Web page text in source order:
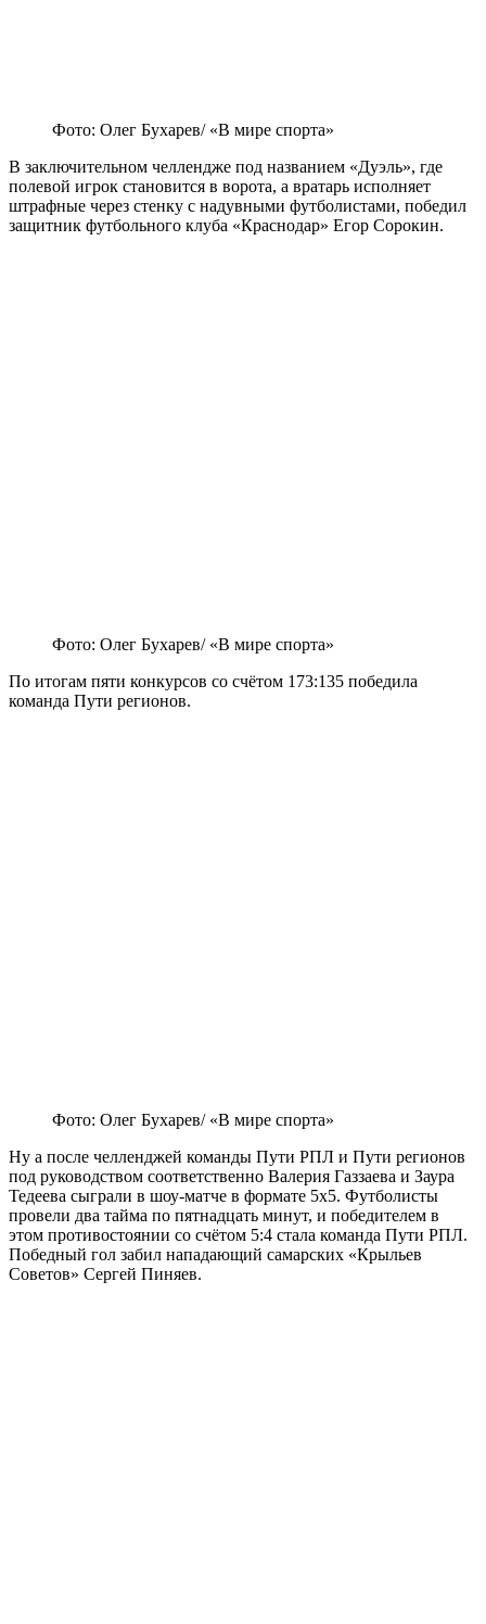
Фото: Олег Бухарев/ «В мире спорта»
В заключительном челлендже под названием «Дуэль», где
полевой игрок становится в ворота, а вратарь исполняет
штрафные через стенку с надувными футболистами, победил
защитник футбольного клуба «Краснодар» Егор Сорокин.
Фото: Олег Бухарев/ «В мире спорта»
По итогам пяти конкурсов со счётом 173:135 победила
команда Пути регионов.
Фото: Олег Бухарев/ «В мире спорта»
Ну а после челленджей команды Пути РПЛ и Пути регионов
под руководством соответственно Валерия Газзаева и Заура
Тедеева сыграли в шоу-матче в формате 5х5. Футболисты
провели два тайма по пятнадцать минут, и победителем в
этом противостоянии со счётом 5:4 стала команда Пути РПЛ.
Победный гол забил нападающий самарских «Крыльев
Советов» Сергей Пиняев.